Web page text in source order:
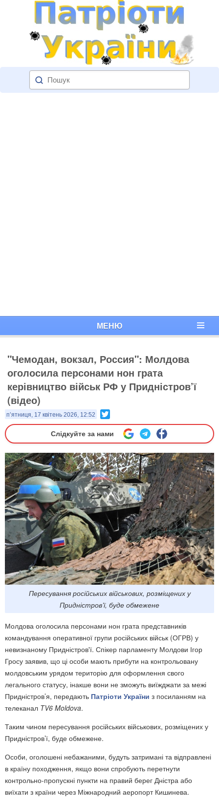
МЕНЮ
"Чемодан, вокзал, Россия": Молдова
оголосила персонами нон грата
керівництво військ РФ у Придністров’ї
(відео)
п’ятниця, 17 квітень 2026, 12:52
Слідкуйте за нами
Пересування російських військових, розміщених у
Придністров’ї, буде обмежене
Молдова оголосила персонами нон грата представників
командування оперативної групи російських військ (ОГРВ) у
невизнаному Придністров'ї. Спікер парламенту Молдови Ігор
Гросу заявив, що ці особи мають прибути на контрольовану
молдовським урядом територію для оформлення свого
легального статусу, інакше вони не зможуть виїжджати за межі
Придністров’я, передають Патріоти України з посиланням на
телеканал TV6 Moldova.
Таким чином пересування російських військових, розміщених у
Придністров’ї, буде обмежене.
Особи, оголошені небажаними, будуть затримані та відправлені
в країну походження, якщо вони спробують перетнути
контрольно-пропускні пункти на правий берег Дністра або
виїхати з країни через Міжнародний аеропорт Кишинева.